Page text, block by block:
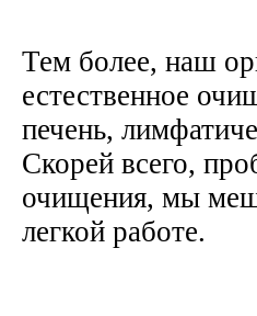
Тем более, наш
естественное
печень,
Скорей всего,
очищения, мы
легкой работе.